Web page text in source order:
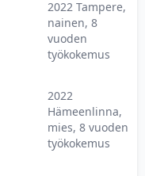
2022 Tampere,
nainen, 8
vuoden
työkokemus
2022
Hämeenlinna,
mies, 8 vuoden
työkokemus